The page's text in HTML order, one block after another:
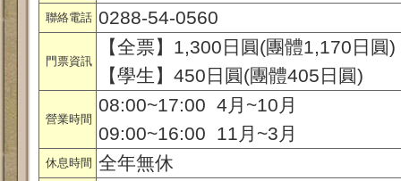
聯絡電話 0288-54-0560
門票資訊
【全票】1,300日圓(團體1,170日圓)
【學生】450日圓(團體405日圓)
營業時間
08:00~17:00 4月~10月
09:00~16:00 11月~3月
休息時間 全年無休